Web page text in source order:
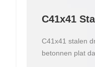
C41x41
C41x41 stalen
betonnen plat